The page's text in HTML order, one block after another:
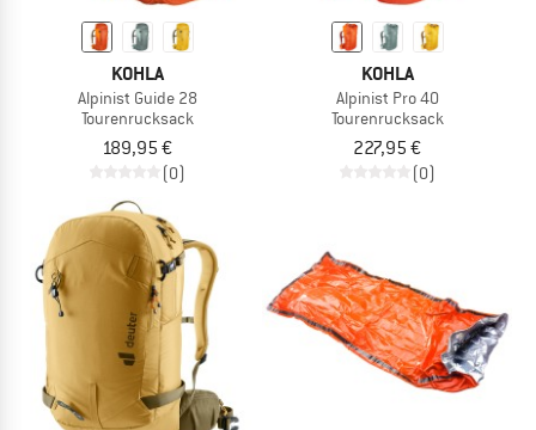
KOHLA
Alpinist Guide 28
Tourenrucksack
189,95 €
(0)
KOHLA
Alpinist Pro 40
Tourenrucksack
227,95 €
(0)